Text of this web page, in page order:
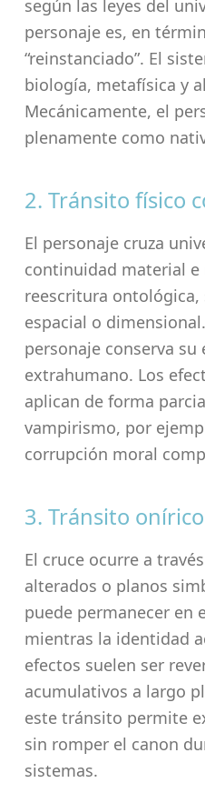
según las leyes del
personaje es, en
“reinstanciado”. El
biología, metafísica y
Mecánicamente, el
plenamente como
2. Tránsito físico
El personaje cruza
continuidad material
reescritura
espacial o
personaje conserva su
extrahumano. Los
aplican de forma
vampirismo, por
corrupción moral
3. Tránsito
El cruce ocurre a
alterados o planos
puede permanecer en
mientras la identidad
efectos suelen ser
acumulativos a largo
este tránsito permite
sin romper el canon
sistemas.